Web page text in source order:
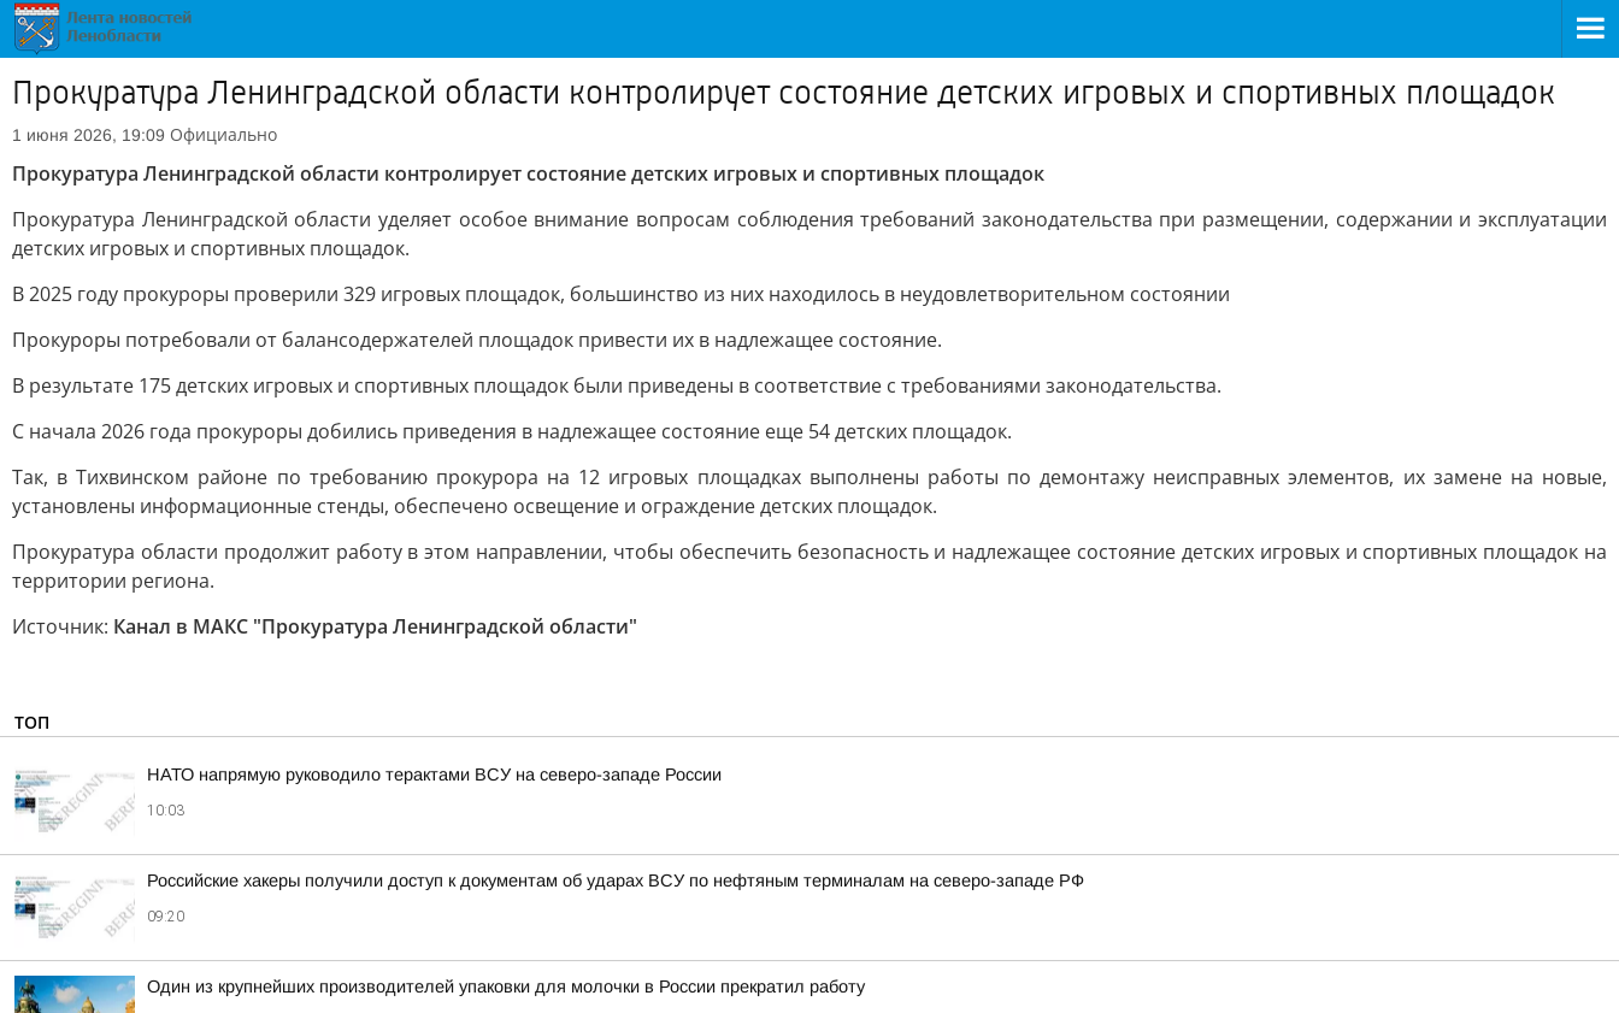
Прокуратура Ленинградской области контролирует состояние детских игровых и спортивных площадок
1 июня 2026, 19:09 Официально
Прокуратура Ленинградской области контролирует состояние детских игровых и спортивных площадок
Прокуратура Ленинградской области уделяет особое внимание вопросам соблюдения требований законодательства при размещении, содержании и эксплуатации
детских игровых и спортивных площадок.
В 2025 году прокуроры проверили 329 игровых площадок, большинство из них находилось в неудовлетворительном состоянии
Прокуроры потребовали от балансодержателей площадок привести их в надлежащее состояние.
В результате 175 детских игровых и спортивных площадок были приведены в соответствие с требованиями законодательства.
С начала 2026 года прокуроры добились приведения в надлежащее состояние еще 54 детских площадок.
Так, в Тихвинском районе по требованию прокурора на 12 игровых площадках выполнены работы по демонтажу неисправных элементов, их замене на новые,
установлены информационные стенды, обеспечено освещение и ограждение детских площадок.
Прокуратура области продолжит работу в этом направлении, чтобы обеспечить безопасность и надлежащее состояние детских игровых и спортивных площадок на
территории региона.
Источник: Канал в МАКС "Прокуратура Ленинградской области"
ТОП
НАТО напрямую руководило терактами ВСУ на северо-западе России
10:03
Российские хакеры получили доступ к документам об ударах ВСУ по нефтяным терминалам на северо-западе РФ
09:20
Один из крупнейших производителей упаковки для молочки в России прекратил работу